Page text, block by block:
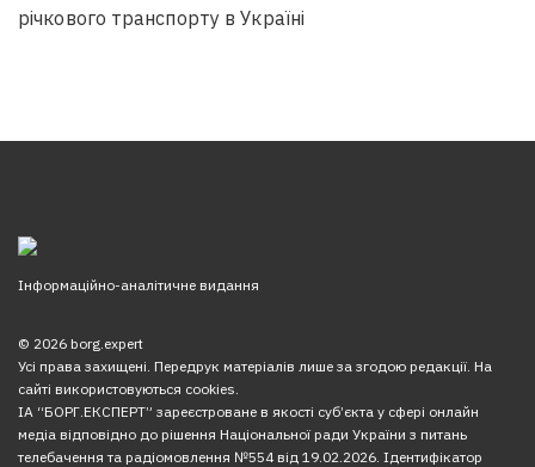
річкового транспорту в Україні
Інформаційно-аналітичне видання
© 2026 borg.expert
Усі права захищені. Передрук матеріалів лише за згодою редакції. На
сайті використовуються cookies.
ІА “БОРГ.ЕКСПЕРТ” зареєстроване в якості суб’єкта у сфері онлайн
медіа відповідно до рішення Національної ради України з питань
телебачення та радіомовлення №554 від 19.02.2026. Ідентифікатор